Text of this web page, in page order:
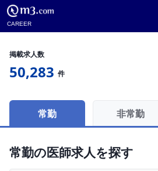
CAREER
掲載求人数
50,283 件
常勤 非常勤
常勤の医師求人を探す